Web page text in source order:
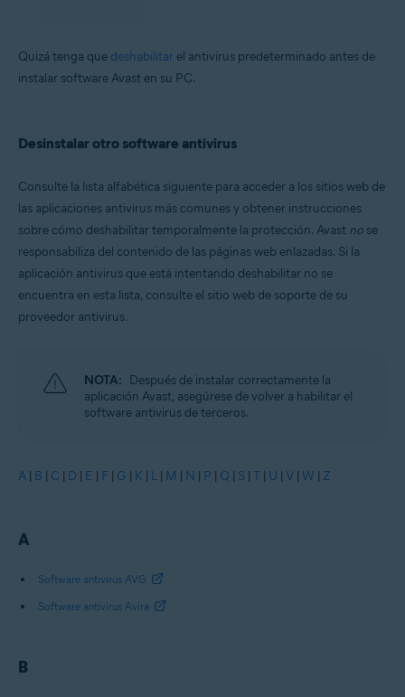
Quizá tenga que deshabilitar el antivirus predeterminado antes de
instalar software Avast en su PC.
Desinstalar otro software antivirus
Consulte la lista alfabética siguiente para acceder a los sitios web de
las aplicaciones antivirus más comunes y obtener instrucciones
sobre cómo deshabilitar temporalmente la protección. Avast no se
responsabiliza del contenido de las páginas web enlazadas. Si la
aplicación antivirus que está intentando deshabilitar no se
encuentra en esta lista, consulte el sitio web de soporte de su
proveedor antivirus.
NOTA: Después de instalar correctamente la
aplicación Avast, asegúrese de volver a habilitar el
software antivirus de terceros.
A B C D E F G K L M N P Q S T U V W Z
A
Software antivirus AVG
Software antivirus Avira
B